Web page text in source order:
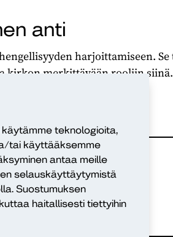
teknologioita,
tai käyttääksemme
antaa meille
selauskäyttäytymistä
Suostumuksen
haitallisesti tiettyihin
anti
harjoittamiseen. Se
kirkon merkittävään rooliin siinä.
vakaumustaan.
tieteeseen, ei